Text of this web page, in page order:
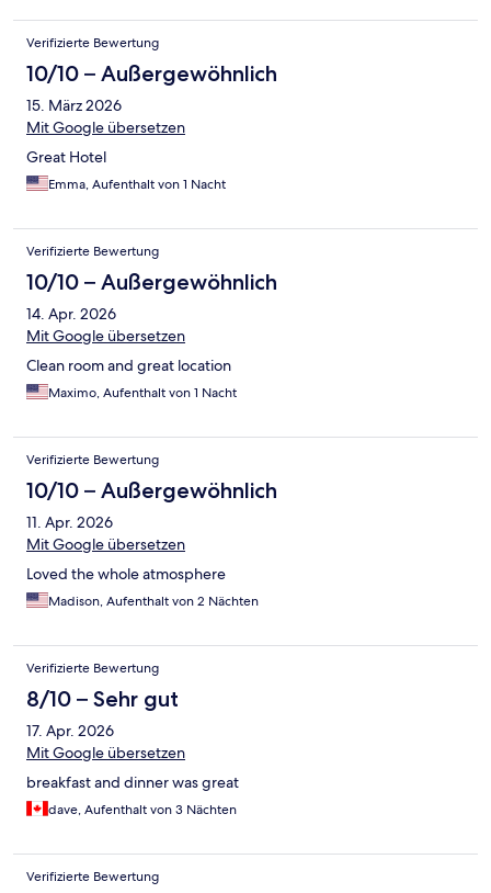
and made me feel right at home. The rooms are impeccably
clean, and I loved the quality tea and coffee selection, plus the
shower and bath products were fantastic. Overall, a truly great
experience.
Verifizierte Bewertung
10/10 – Außergewöhnlich
15. März 2026
Mit Google übersetzen
Great Hotel
Emma, Aufenthalt von 1 Nacht
Verifizierte Bewertung
10/10 – Außergewöhnlich
14. Apr. 2026
Mit Google übersetzen
Clean room and great location
Maximo, Aufenthalt von 1 Nacht
Verifizierte Bewertung
10/10 – Außergewöhnlich
11. Apr. 2026
Mit Google übersetzen
Loved the whole atmosphere
Madison, Aufenthalt von 2 Nächten
Verifizierte Bewertung
8/10 – Sehr gut
17. Apr. 2026
Mit Google übersetzen
breakfast and dinner was great
dave, Aufenthalt von 3 Nächten
Verifizierte Bewertung